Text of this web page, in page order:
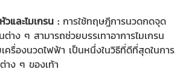
และไมเกรน : การใช้ทฤษฎีการนวดกดจุด
าง ๆ สามารถช่วยบรรเทาอาการไมเกรน
ครื่องนวดไฟฟ้า เป็นหนึ่งในวิธีที่ดีที่สุดในการ
าง ๆ ของเท้า